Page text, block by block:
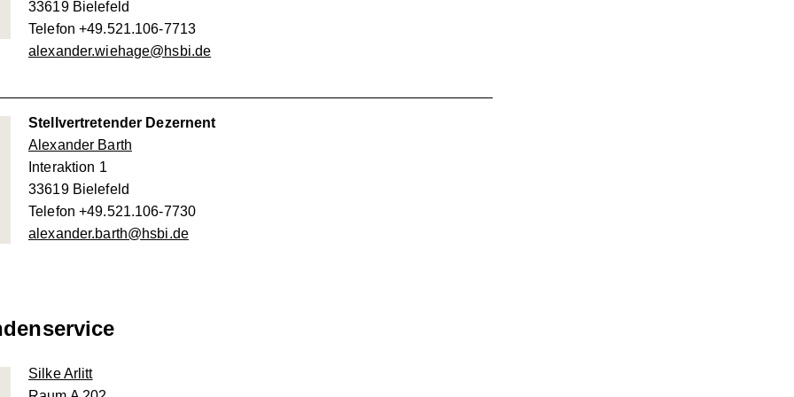
33619 Bielefeld
Telefon +49.521.106-7713
alexander.wiehage@hsbi.de
Stellvertretender Dezernent
Alexander Barth
Interaktion 1
33619 Bielefeld
Telefon +49.521.106-7730
alexander.barth@hsbi.de
Silke Arlitt